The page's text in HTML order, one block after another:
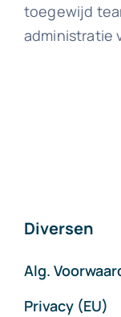
toegewijd
administratie
Diversen
Alg.
Privacy (EU)